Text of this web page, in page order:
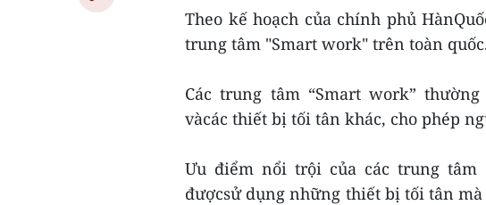
Theo kế hoạch của chính phủ
trung tâm "Smart work" trên toàn
Các trung tâm “Smart work”
vàcác thiết bị tối tân khác, cho phép
Ưu điểm nổi trội của các trung tâm
đượcsử dụng những thiết bị tối tân